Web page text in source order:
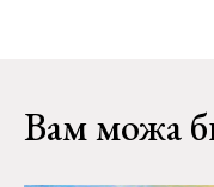
Вам можа